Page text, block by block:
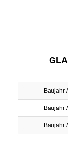
Baujahr
Baujahr
Baujahr